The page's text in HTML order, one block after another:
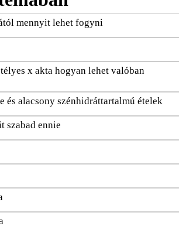
mennyit lehet fogyni
x akta hogyan lehet valóban
és alacsony szénhidráttartalmú ételek
szabad ennie